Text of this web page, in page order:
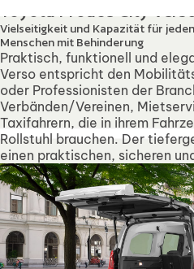
August. Technical
Toyota Proace City Verso
Vielseitigkeit und Kapazität für
Menschen mit Behinderung
Praktisch, funktionell und
Verso entspricht den
oder Professionisten der
Verbänden/Vereinen,
Taxifahrern, die in ihrem
Rollstuhl brauchen. Der
einen praktischen, sicheren